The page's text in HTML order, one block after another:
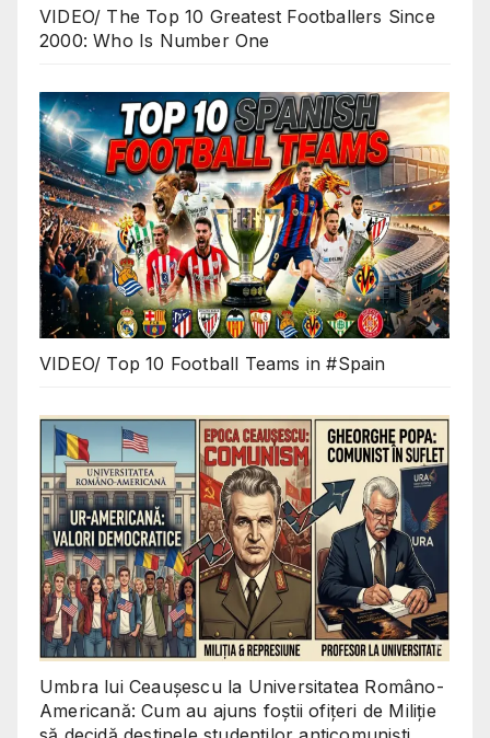
VIDEO/ The Top 10 Greatest Footballers Since
2000: Who Is Number One
VIDEO/ Top 10 Football Teams in #Spain
Umbra lui Ceaușescu la Universitatea Româno-
Americană: Cum au ajuns foștii ofițeri de Miliție